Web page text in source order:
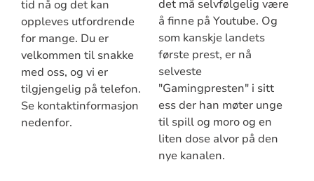
tid nå og det kan
oppleves utfordrende
for mange. Du er
velkommen til snakke
med oss, og vi er
tilgjengelig på telefon.
Se kontaktinformasjon
nedenfor.
det må selvfølgelig være
å finne på Youtube. Og
som kanskje landets
første prest, er nå
selveste
"Gamingpresten" i sitt
ess der han møter unge
til spill og moro og en
liten dose alvor på den
nye kanalen.